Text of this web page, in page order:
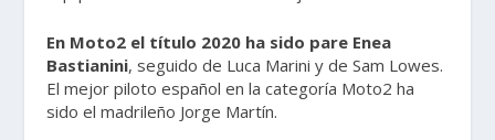
En Moto2 el título 2020 ha sido pare Enea
Bastianini, seguido de Luca Marini y de Sam Lowes.
El mejor piloto español en la categoría Moto2 ha
sido el madrileño Jorge Martín.